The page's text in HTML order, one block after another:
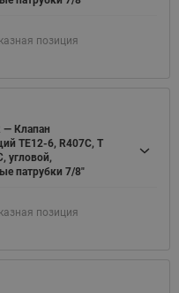
позиция
— Клапан
TE12-6, R407C, T
угловой,
патрубки 7/8"
позиция